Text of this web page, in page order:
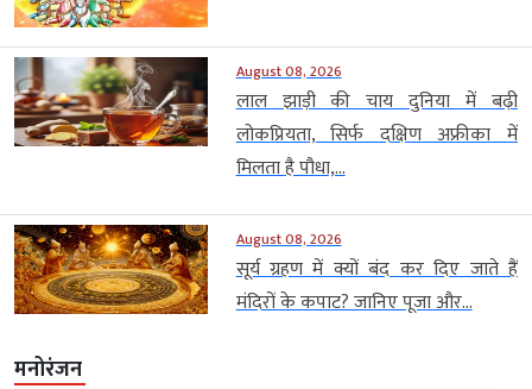
August 08, 2026
लाल झाड़ी की चाय दुनिया में बढ़ी
लोकप्रियता, सिर्फ दक्षिण अफ्रीका में
मिलता है पौधा,...
August 08, 2026
सूर्य ग्रहण में क्यों बंद कर दिए जाते हैं
मंदिरों के कपाट? जानिए पूजा और...
मनोरंजन